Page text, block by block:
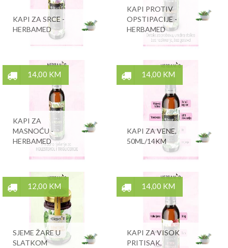
KAPI ZA SRCE -
HERBAMED
KAPI PROTIV
OPSTIPACIJE -
HERBAMED
14,00 KM
KAPI ZA
MASNOĆU -
HERBAMED
14,00 KM
KAPI ZA VENE,
50ML/14KM
12,00 KM
SJEME ŽARE U
SLATKOM
14,00 KM
KAPI ZA VISOK
PRITISAK,